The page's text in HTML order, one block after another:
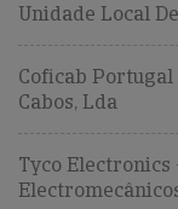
Unidade Local
Coficab Portugal
Cabos, Lda
Tyco Electronics